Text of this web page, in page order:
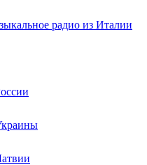
радио из Италии